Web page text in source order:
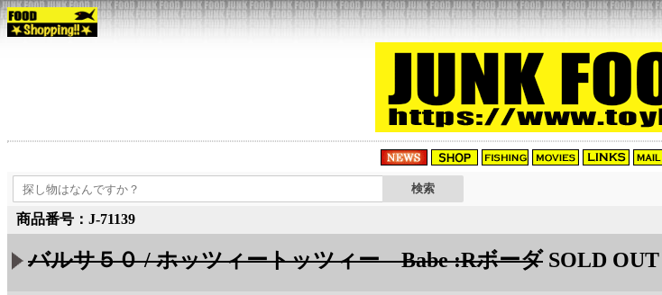
商品番号：J-71139
バルサ５０ / ホッツィートッツィー Babe :RボーダSOLD OUT